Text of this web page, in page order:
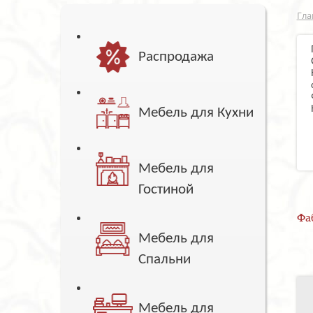
Распродажа
Мебель для Кухни
Мебель для
Гостиной
Мебель для
Спальни
Мебель для